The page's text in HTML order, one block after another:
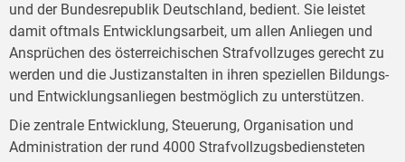
und der Bundesrepublik Deutschland, bedient. Sie leistet
damit oftmals Entwicklungsarbeit, um allen Anliegen und
Ansprüchen des österreichischen Strafvollzuges gerecht zu
werden und die Justizanstalten in ihren speziellen Bildungs-
und Entwicklungsanliegen bestmöglich zu unterstützen.
Die zentrale Entwicklung, Steuerung, Organisation und
Administration der rund 4000 Strafvollzugsbediensteten